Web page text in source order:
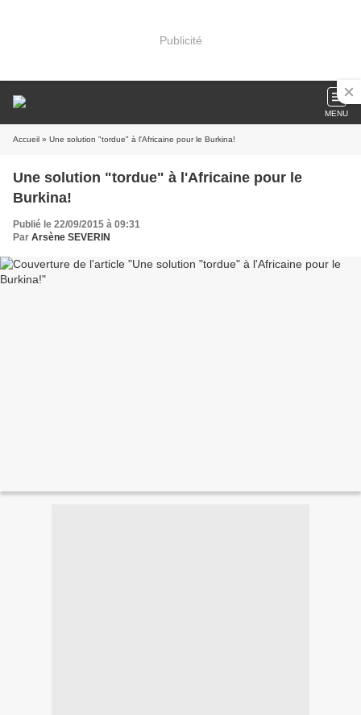
Publicité
MENU
Accueil » Une solution "tordue" à l'Africaine pour le Burkina!
Une solution "tordue" à l'Africaine pour le
Burkina!
Publié le 22/09/2015 à 09:31
Par Arsène SEVERIN